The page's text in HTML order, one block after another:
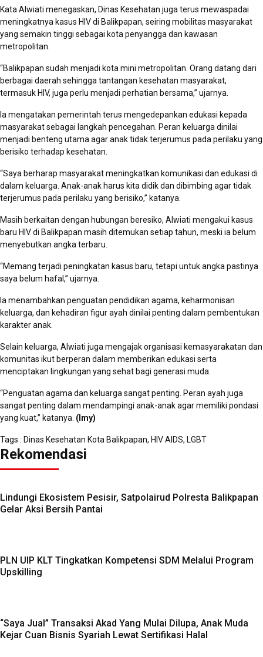
Kata Alwiati menegaskan, Dinas Kesehatan juga terus mewaspadai
meningkatnya kasus HIV di Balikpapan, seiring mobilitas masyarakat
yang semakin tinggi sebagai kota penyangga dan kawasan
metropolitan.
“Balikpapan sudah menjadi kota mini metropolitan. Orang datang dari
berbagai daerah sehingga tantangan kesehatan masyarakat,
termasuk HIV, juga perlu menjadi perhatian bersama,” ujarnya.
Ia mengatakan pemerintah terus mengedepankan edukasi kepada
masyarakat sebagai langkah pencegahan. Peran keluarga dinilai
menjadi benteng utama agar anak tidak terjerumus pada perilaku yang
berisiko terhadap kesehatan.
“Saya berharap masyarakat meningkatkan komunikasi dan edukasi di
dalam keluarga. Anak-anak harus kita didik dan dibimbing agar tidak
terjerumus pada perilaku yang berisiko,” katanya.
Masih berkaitan dengan hubungan beresiko, Alwiati mengakui kasus
baru HIV di Balikpapan masih ditemukan setiap tahun, meski ia belum
menyebutkan angka terbaru.
“Memang terjadi peningkatan kasus baru, tetapi untuk angka pastinya
saya belum hafal,” ujarnya.
Ia menambahkan penguatan pendidikan agama, keharmonisan
keluarga, dan kehadiran figur ayah dinilai penting dalam pembentukan
karakter anak.
Selain keluarga, Alwiati juga mengajak organisasi kemasyarakatan dan
komunitas ikut berperan dalam memberikan edukasi serta
menciptakan lingkungan yang sehat bagi generasi muda.
“Penguatan agama dan keluarga sangat penting. Peran ayah juga
sangat penting dalam mendampingi anak-anak agar memiliki pondasi
yang kuat,” katanya. (Imy)
Tags : Dinas Kesehatan Kota Balikpapan, HIV AIDS, LGBT
Rekomendasi
Lindungi Ekosistem Pesisir, Satpolairud Polresta Balikpapan
Gelar Aksi Bersih Pantai
PLN UIP KLT Tingkatkan Kompetensi SDM Melalui Program
Upskilling
“Saya Jual” Transaksi Akad Yang Mulai Dilupa, Anak Muda
Kejar Cuan Bisnis Syariah Lewat Sertifikasi Halal